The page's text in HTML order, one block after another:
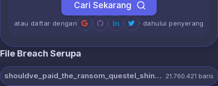
Cari Sekarang
atau daftar dengan · dahului penyerang
File Breach Serupa
shouldve_paid_the_ransom_questel_shinyhunters.7z 21.760.421 baris